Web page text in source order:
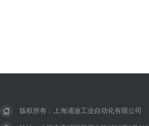
版权所有：上海涌迪工业自动化有限公司